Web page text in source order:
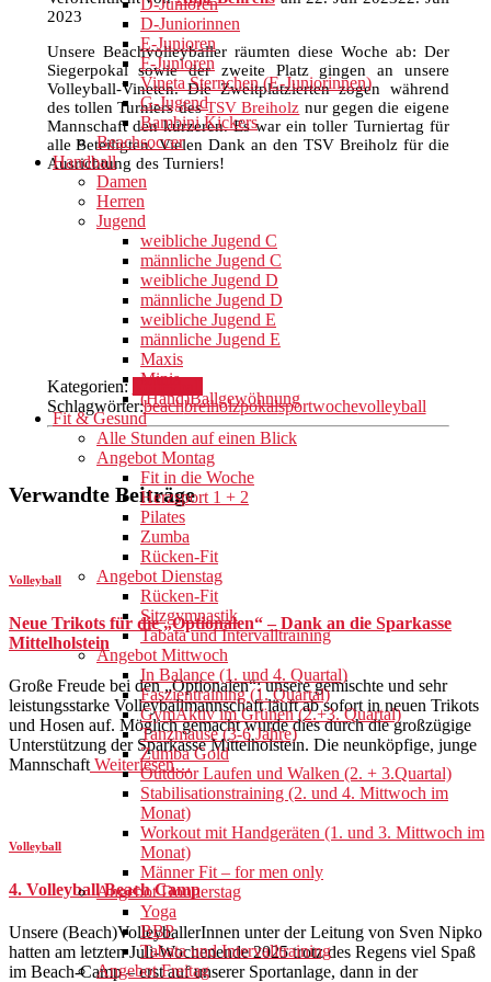
D-Junioren
D-Juniorinnen
E-Junioren
F-Junioren
Vineta Sternchen (E-Juniorinnen)
G-Jugend
Bambini Kickers
Beachsoccer
Handball
Damen
Herren
Jugend
weibliche Jugend C
männliche Jugend C
weibliche Jugend D
männliche Jugend D
weibliche Jugend E
männliche Jugend E
Maxis
Minis
(Hand)Ballgewöhnung
Fit & Gesund
Alle Stunden auf einen Blick
Angebot Montag
Fit in die Woche
Herzsport 1 + 2
Pilates
Zumba
Rücken-Fit
Angebot Dienstag
Rücken-Fit
Sitzgymnastik
Tabata und Intervalltraining
Angebot Mittwoch
In Balance (1. und 4. Quartal)
Faszientraining (1. Quartal)
GymAktiv im Grünen (2.+3. Quartal)
Tanzmäuse (3-6 Jahre)
Zumba Gold
Outdoor Laufen und Walken (2. + 3.Quartal)
Stabilisationstraining (2. und 4. Mittwoch im
Monat)
Workout mit Handgeräten (1. und 3. Mittwoch im
Monat)
Männer Fit – for men only
Angebot Donnerstag
Yoga
BBP
Tabata und Intervalltraining
Angebot Freitag
2023
Unsere Beachvolleyballer räumten diese Woche ab: Der
Siegerpokal sowie der zweite Platz gingen an unsere
Volleyball-Vineten. Die Zweitplatzierten zogen während
des tollen Turniers desTSV Breiholz nur gegen die eigene
Mannschaft den kürzeren. Es war ein toller Turniertag für
alle Beteiligten. Vielen Dank an den TSV Breiholz für die
Ausrichtung des Turniers!
Kategorien:
Schlagwörter:beachbreiholzpokalsportwochevolleyball
Verwandte Beiträge
Volleyball
Neue Trikots für die „Optionalen“ – Dank an die Sparkasse
Mittelholstein
Große Freude bei den „Optionalen“: unsere gemischte und sehr
leistungsstarke Volleyballmannschaft läuft ab sofort in neuen Trikots
und Hosen auf. Möglich gemacht wurde dies durch die großzügige
Unterstützung der Sparkasse Mittelholstein. Die neunköpfige, junge
Mannschaft Weiterlesen…
Volleyball
4. Volleyball Beach Camp
Unsere (Beach)VolleyballerInnen unter der Leitung von Sven Nipko
hatten am letzten Juli-Wochenende 2025 trotz des Regens viel Spaß
im Beach-Camp – erst auf unserer Sportanlage, dann in der